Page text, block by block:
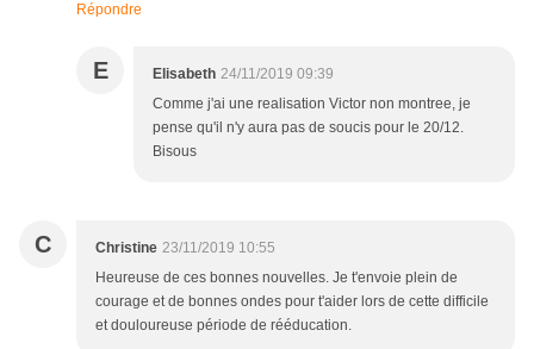
Répondre
E Elisabeth 24/11/2019 09:39
Comme j'ai une realisation Victor non montree, je
pense qu'il n'y aura pas de soucis pour le 20/12.
Bisous
C Christine 23/11/2019 10:55
Heureuse de ces bonnes nouvelles. Je t'envoie plein de
courage et de bonnes ondes pour t'aider lors de cette difficile
et douloureuse période de rééducation.